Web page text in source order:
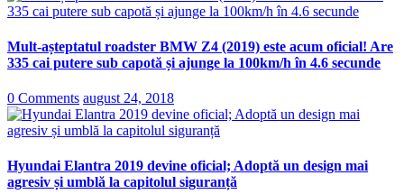
Mult-așteptatul roadster BMW Z4 (2019) este acum oficial! Are
335 cai putere sub capotă și ajunge la 100km/h în 4.6 secunde
0 Comments august 24, 2018
Hyundai Elantra 2019 devine oficial; Adoptă un design mai
agresiv și umblă la capitolul siguranță